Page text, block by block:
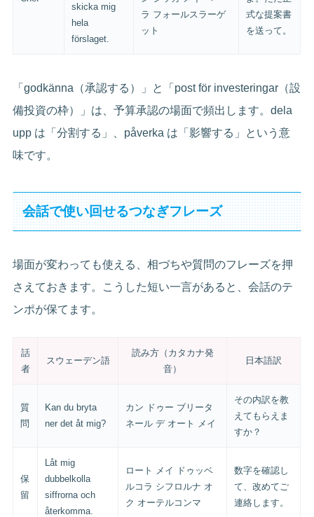
skicka mig
hela
förslaget.
ラ フォールスラーゲ
ット
式な提案書
を送って。
「godkänna（承認する）」と「post för investeringar（設
備投資の枠）」は、予算承認の場面で頻出します。dela
upp は「分割する」、påverka は「影響する」という意
味です。
会話で使い回せるつなぎフレーズ
場面が変わっても使える、相づちや質問のフレーズを押
さえておきます。こうした短い一言があると、会話のテ
ンポが保てます。
話
者
スウェーデン語
読み方（カタカナ発
音）
日本語訳
質
問
Kan du bryta
ner det åt mig?
カン ドゥー ブリータ
ネール デ オート メイ
その内訳を教
えてもらえま
すか？
保
留
Låt mig
dubbelkolla
siffrorna och
återkomma.
ロート メイ ドゥッベ
ルコラ シフロルナ オ
ク オーテルコンマ
数字を確認し
て、改めてご
連絡します。